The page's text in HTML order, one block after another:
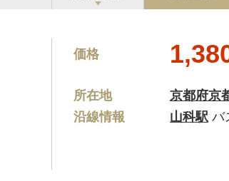
価格
所在地 京都府京
沿線情報
山科駅 バ